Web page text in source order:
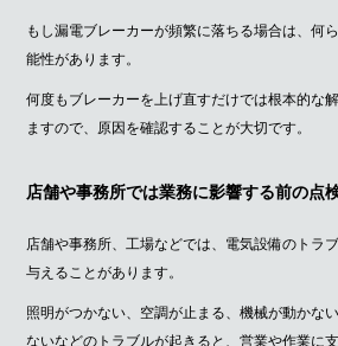
もし漏電ブレーカーが頻繁に落ちる場合は、何
能性があります。
何度もブレーカーを上げ直すだけでは根本的な
ますので、原因を確認することが大切です。
店舗や事務所では業務に影響する前の点
店舗や事務所、工場などでは、電気設備のトラ
与えることがあります。
照明がつかない、空調が止まる、機械が動かな
ないなどのトラブルが起きると、営業や作業に